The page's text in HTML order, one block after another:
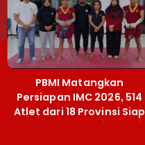
PBMI Matangkan
Persiapan IMC 2026, 514
Atlet dari 18 Provinsi Siap
Berlaga Besok di Bekasi